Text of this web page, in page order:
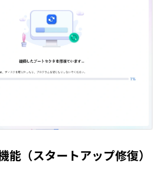
能（スタートアップ修復）